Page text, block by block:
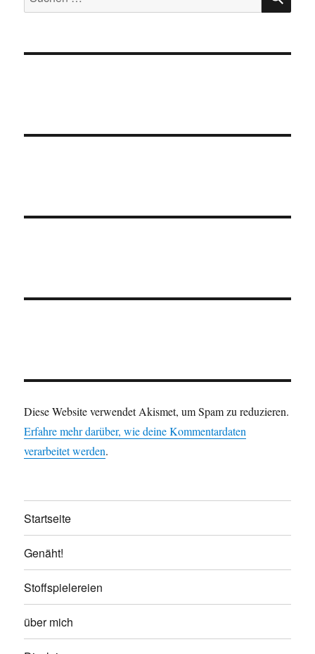
nach:
Diese Website verwendet Akismet, um Spam zu reduzieren.
Erfahre mehr darüber, wie deine Kommentardaten
verarbeitet werden.
Startseite
Genäht!
Stoffspielereien
über mich